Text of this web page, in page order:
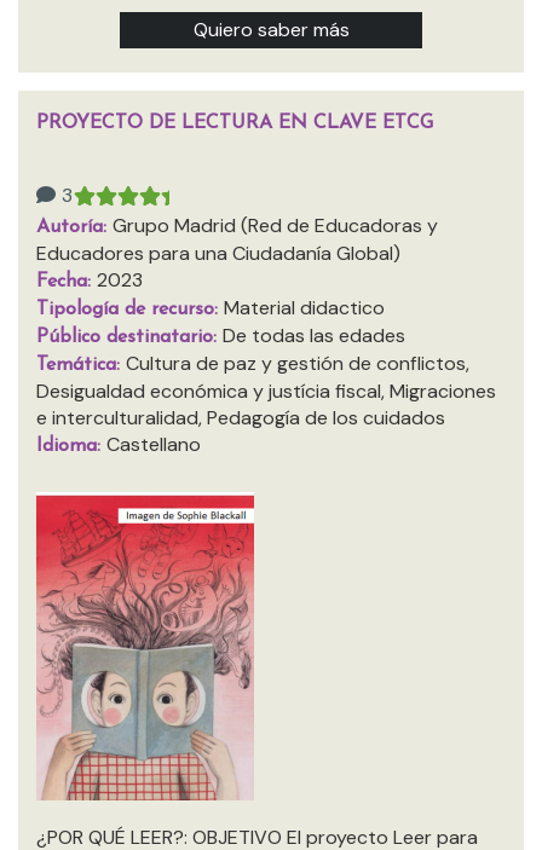
Quiero saber más
PROYECTO DE LECTURA EN CLAVE ETCG
3
Autoría: Grupo Madrid (Red de Educadoras y
Educadores para una Ciudadanía Global)
Fecha: 2023
Tipología de recurso: Material didactico
Público destinatario: De todas las edades
Temática: Cultura de paz y gestión de conflictos,
Desigualdad económica y justícia fiscal, Migraciones
e interculturalidad, Pedagogía de los cuidados
Idioma: Castellano
¿POR QUÉ LEER?: OBJETIVO El proyecto Leer para